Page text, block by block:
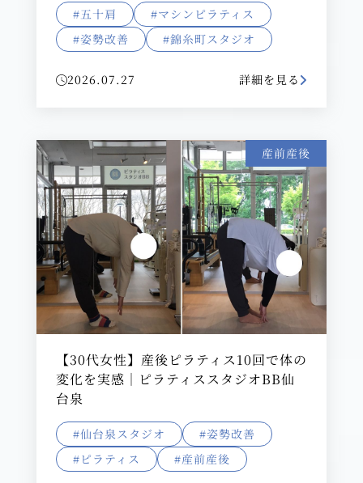
#五十肩
#マシンピラティス
#姿勢改善
#錦糸町スタジオ
2026.07.27 詳細を見る
産前産後
【30代女性】産後ピラティス10回で体の
変化を実感｜ピラティススタジオBB仙
台泉
#仙台泉スタジオ
#姿勢改善
#ピラティス
#産前産後